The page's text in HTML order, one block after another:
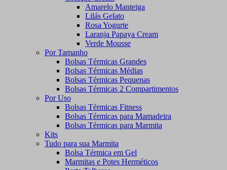
Amarelo Manteiga
Lilás Gelato
Rosa Yogurte
Laranja Papaya Cream
Verde Mousse
Por Tamanho
Bolsas Térmicas Grandes
Bolsas Térmicas Médias
Bolsas Térmicas Pequenas
Bolsas Térmicas 2 Compartimentos
Por Uso
Bolsas Térmicas Fitness
Bolsas Térmicas para Mamadeira
Bolsas Térmicas para Marmita
Kits
Tudo para sua Marmita
Bolsa Térmica em Gel
Marmitas e Potes Herméticos